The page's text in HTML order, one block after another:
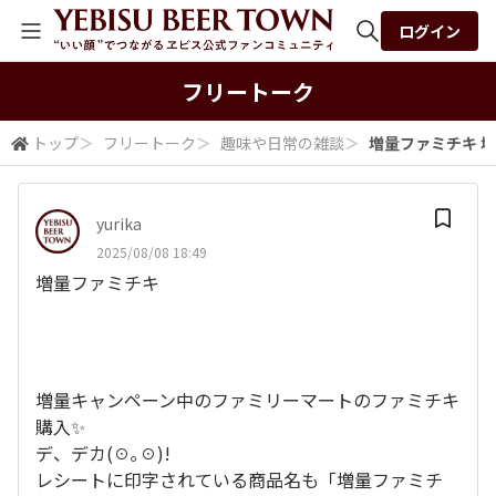
検索
ログイン
フリートーク
トップ＞ フリートーク ＞ 趣味や日常の雑談＞ 増量ファミチキ
yurika
2025/08/08 18:49
増量ファミチキ
増量キャンペーン中のファミリーマートのファミチキ
購入✨️
デ、デカ(⁠☉⁠｡⁠☉⁠)⁠!
レシートに印字されている商品名も「増量ファミチ